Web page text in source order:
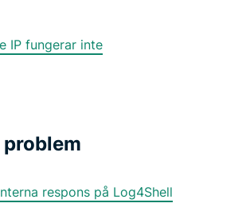
IP fungerar inte
respons på Log4Shell